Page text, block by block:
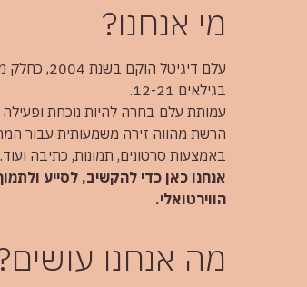
מי אנחנו?
בגילאים 12-21.
עמותת עלם בחרה להיות נוכחת
הרשת מהווה זירה משמעותית עבור
באמצעות סרטונים, תמונות, כתיבה ועוד.
אנחנו כאן כדי להקשיב, לסייע
הווירטואלי.
מה אנחנו